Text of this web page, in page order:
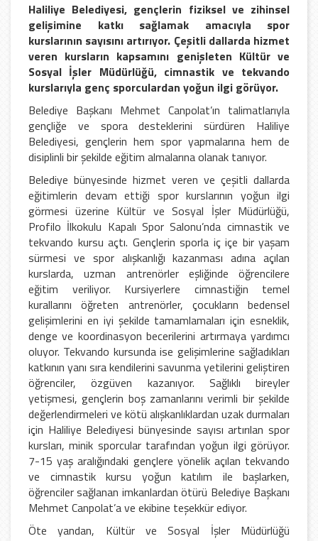
Haliliye Belediyesi, gençlerin fiziksel ve zihinsel
gelişimine katkı sağlamak amacıyla spor
kurslarının sayısını artırıyor. Çeşitli dallarda hizmet
veren kursların kapsamını genişleten Kültür ve
Sosyal İşler Müdürlüğü, cimnastik ve tekvando
kurslarıyla genç sporculardan yoğun ilgi görüyor.
Belediye Başkanı Mehmet Canpolat’ın talimatlarıyla
gençliğe ve spora desteklerini sürdüren Haliliye
Belediyesi, gençlerin hem spor yapmalarına hem de
disiplinli bir şekilde eğitim almalarına olanak tanıyor.
Belediye bünyesinde hizmet veren ve çeşitli dallarda
eğitimlerin devam ettiği spor kurslarının yoğun ilgi
görmesi üzerine Kültür ve Sosyal İşler Müdürlüğü,
Profilo İlkokulu Kapalı Spor Salonu’nda cimnastik ve
tekvando kursu açtı. Gençlerin sporla iç içe bir yaşam
sürmesi ve spor alışkanlığı kazanması adına açılan
kurslarda, uzman antrenörler eşliğinde öğrencilere
eğitim veriliyor. Kursiyerlere cimnastiğin temel
kurallarını öğreten antrenörler, çocukların bedensel
gelişimlerini en iyi şekilde tamamlamaları için esneklik,
denge ve koordinasyon becerilerini artırmaya yardımcı
oluyor. Tekvando kursunda ise gelişimlerine sağladıkları
katkının yanı sıra kendilerini savunma yetilerini geliştiren
öğrenciler, özgüven kazanıyor. Sağlıklı bireyler
yetişmesi, gençlerin boş zamanlarını verimli bir şekilde
değerlendirmeleri ve kötü alışkanlıklardan uzak durmaları
için Haliliye Belediyesi bünyesinde sayısı artırılan spor
kursları, minik sporcular tarafından yoğun ilgi görüyor.
7-15 yaş aralığındaki gençlere yönelik açılan tekvando
ve cimnastik kursu yoğun katılım ile başlarken,
öğrenciler sağlanan imkanlardan ötürü Belediye Başkanı
Mehmet Canpolat’a ve ekibine teşekkür ediyor.
Öte yandan, Kültür ve Sosyal İşler Müdürlüğü